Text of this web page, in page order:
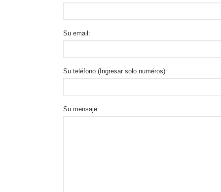
Su email:
Su teléfono (Ingresar solo numéros):
Su mensaje: